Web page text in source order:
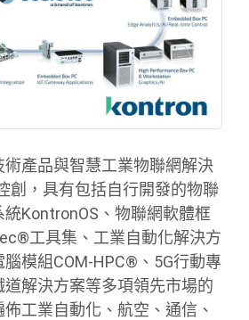
產品與智慧工業物聯網解決
創，具有包括自行開發的物聯
KontronOS、物聯網軟體框
工具集、工業自動化解決方
模組COM-HPC®、5G行動專
解決方案等多項領先市場的
工業自動化、航空、通信、